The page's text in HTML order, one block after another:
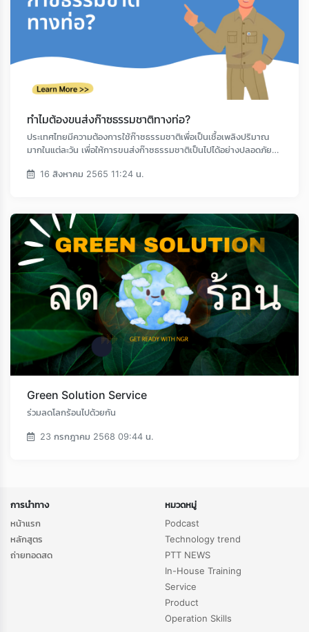
ทำไมต้องขนส่งก๊าซธรรมชาติทางท่อ?
ประเทศไทยมีความต้องการใช้ก๊าซธรรมชาติเพื่อเป็นเชื้อเพลิงปริมาณ
มากในแต่ละวัน เพื่อให้การขนส่งก๊าซธรรมชาติเป็นไปได้อย่างปลอดภัย
เด็ดขาด16 สิงหาคม 2565 11:24 น.
Green Solution Service
ร่วมลดโลกร้อนไปด้วยกัน
23 กรกฎาคม 2568 09:44 น.
การนำทาง
หน้าแรก
หลักสูตร
ถ่ายทอดสด
หมวดหมู่
Podcast
Technology trend
PTT NEWS
In-House Training
Service
Product
Operation Skills